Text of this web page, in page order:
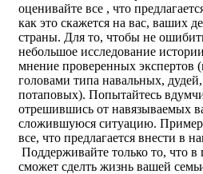
оценивайте все , что
как это скажется на вас, ваших
страны. Для то, чтобы не
небольшое исследование
мнение проверенных экспертов
головами типа навальных,
потаповых). Попытайтесь
отрешившись от навязываемых
сложившуюся ситуацию.
все, что предлагается внести в
Поддерживайте только то, что в
сможет сделть жизнь вашей